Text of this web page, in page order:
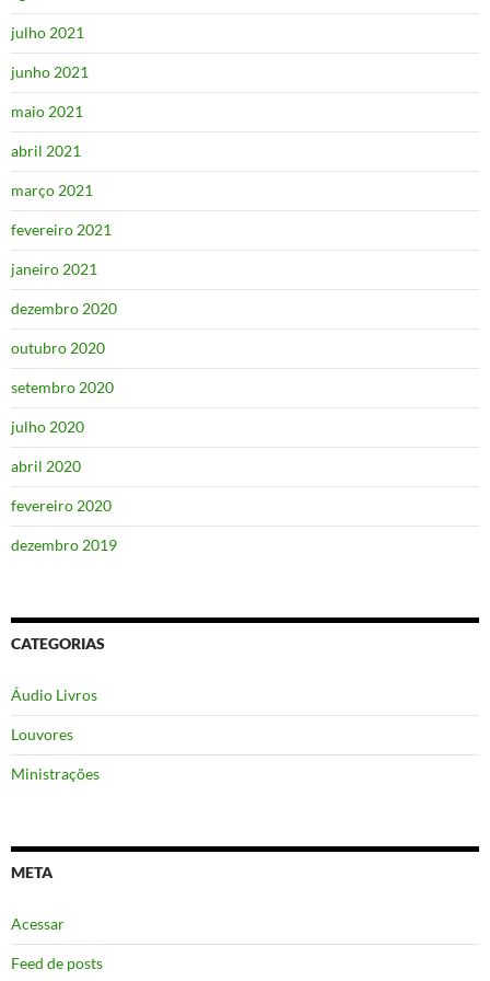
julho 2021
junho 2021
maio 2021
abril 2021
março 2021
fevereiro 2021
janeiro 2021
dezembro 2020
outubro 2020
setembro 2020
julho 2020
abril 2020
fevereiro 2020
dezembro 2019
CATEGORIAS
Áudio Livros
Louvores
Ministrações
META
Acessar
Feed de posts